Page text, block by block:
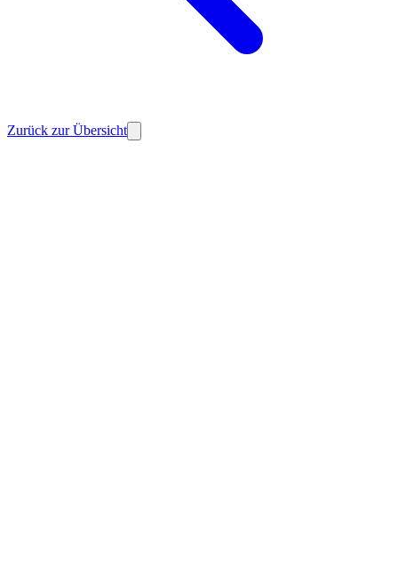
Zurück zur Übersicht